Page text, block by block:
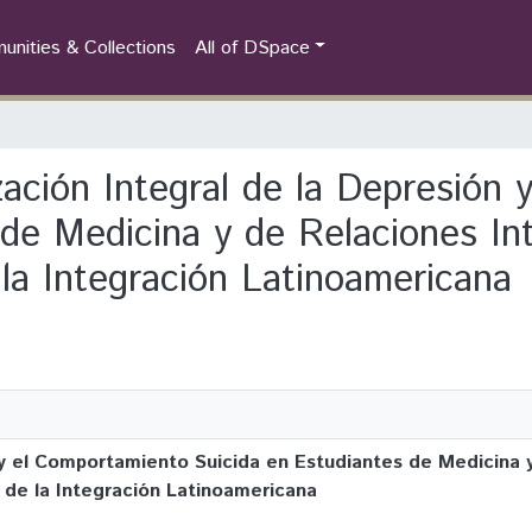
& Collections All of DSpace
Integral de la Depresión
Medicina y de Relaciones
Integración Latinoamericana
Comportamiento Suicida en Estudiantes de Medicina
la Integración Latinoamericana